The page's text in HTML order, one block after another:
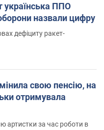
українська ППО
назвали цифру
дефіциту ракет-
свою пенсію, на
отримувала
артистки за час роботи в